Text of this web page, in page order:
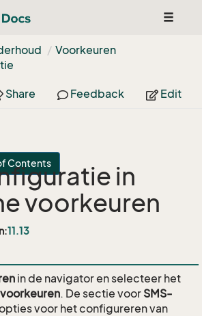
Toggle
Voorkeuren
Share Feedback Edit
Contents
in
voorkeuren
11.13
in de navigator en selecteer het
. De sectie voor SMS-
voor het configureren van